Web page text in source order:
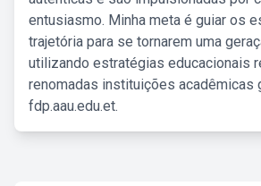
entusiasmo. Minha meta é guiar os
trajetória para se tornarem uma
utilizando estratégias educacionais
renomadas instituições acadêmicas
fdp.aau.edu.et.